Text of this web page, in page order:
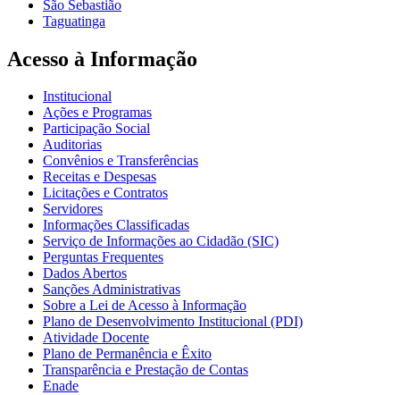
São Sebastião
Taguatinga
Acesso à Informação
Institucional
Ações e Programas
Participação Social
Auditorias
Convênios e Transferências
Receitas e Despesas
Licitações e Contratos
Servidores
Informações Classificadas
Serviço de Informações ao Cidadão (SIC)
Perguntas Frequentes
Dados Abertos
Sanções Administrativas
Sobre a Lei de Acesso à Informação
Plano de Desenvolvimento Institucional (PDI)
Atividade Docente
Plano de Permanência e Êxito
Transparência e Prestação de Contas
Enade